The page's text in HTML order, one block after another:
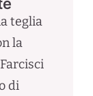
teglia
la
di